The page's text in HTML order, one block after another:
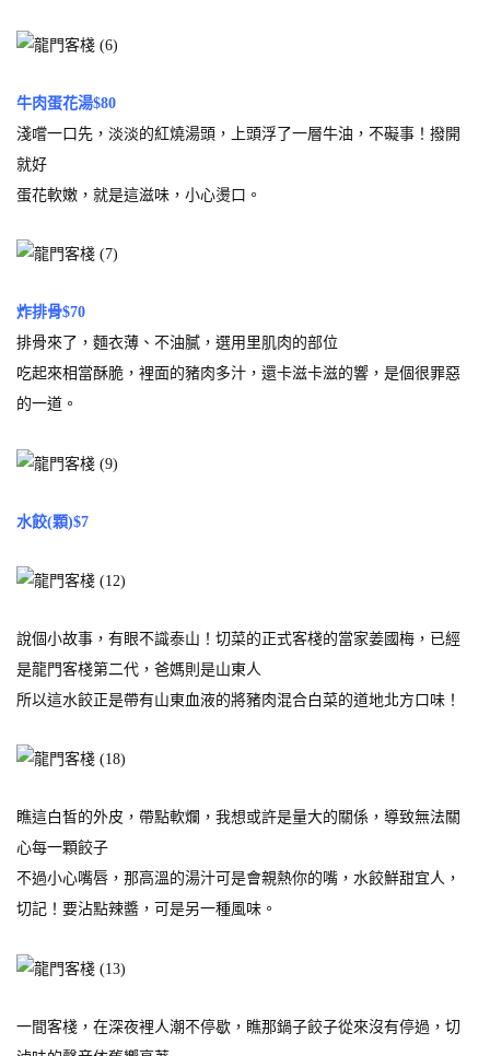
牛肉蛋花湯$80
淺嚐一口先，淡淡的紅燒湯頭，上頭浮了一層牛油，不礙事！撥開
就好
蛋花軟嫩，就是這滋味，小心燙口。
炸排骨$70
排骨來了，麵衣薄、不油膩，選用里肌肉的部位
吃起來相當酥脆，裡面的豬肉多汁，還卡滋卡滋的響，是個很罪惡
的一道。
水餃(顆)$7
說個小故事，有眼不識泰山！切菜的正式客棧的當家姜國梅，已經
是龍門客棧第二代，爸媽則是山東人
所以這水餃正是帶有山東血液的將豬肉混合白菜的道地北方口味！
瞧這白皙的外皮，帶點軟爛，我想或許是量大的關係，導致無法關
心每一顆餃子
不過小心嘴唇，那高溫的湯汁可是會親熱你的嘴，水餃鮮甜宜人，
切記！要沾點辣醬，可是另一種風味。
一間客棧，在深夜裡人潮不停歇，瞧那鍋子餃子從來沒有停過，切